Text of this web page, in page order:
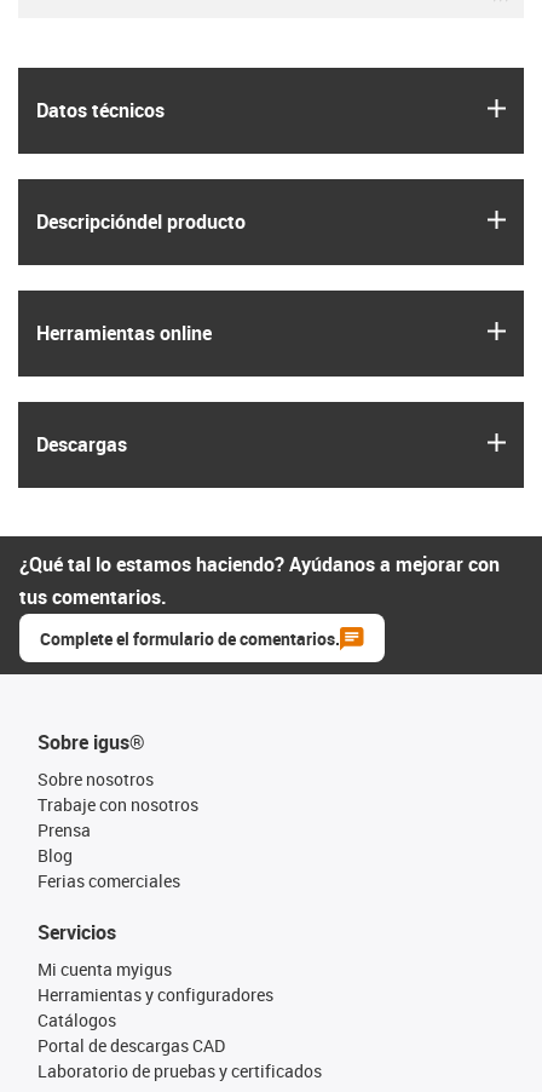
Datos técnicos
Descripción­del producto
Herramientas online
Descargas
¿Qué tal lo estamos haciendo? Ayúdanos a mejorar con
tus comentarios.
Complete el formulario de comentarios.
Sobre igus®
Sobre nosotros
Trabaje con nosotros
Prensa
Blog
Ferias comerciales
Servicios
Mi cuenta myigus
Herramientas y configuradores
Catálogos
Portal de descargas CAD
Laboratorio de pruebas y certificados